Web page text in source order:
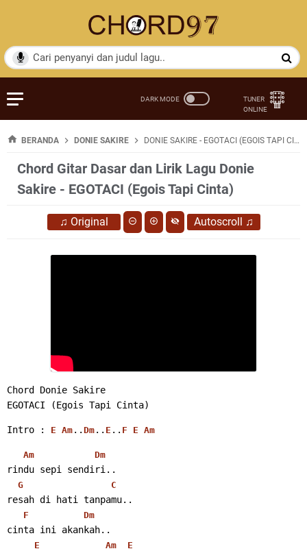
BERANDA DONIE SAKIRE DONIE SAKIRE - EGOTACI (EGOIS TAPI CINTA)
Chord Gitar Dasar dan Lirik Lagu Donie
Sakire - EGOTACI (Egois Tapi Cinta)
♫ Original Autoscroll ♫
Chord Donie Sakire
EGOTACI (Egois Tapi Cinta)
Intro : E Am .. Dm .. E .. F E Am
Am Dm
rindu sepi sendiri..
G C
resah di hati tanpamu..
F Dm
cinta ini akankah..
E Am E